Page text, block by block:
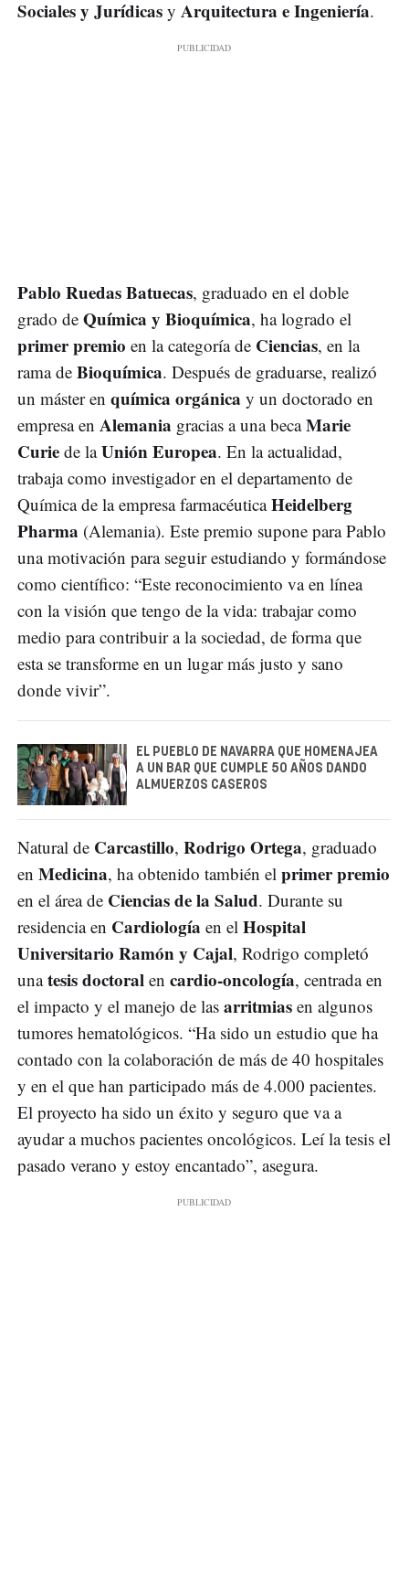
Sociales y Jurídicas y Arquitectura e Ingeniería.
Pablo Ruedas Batuecas, graduado en el doble
grado de Química y Bioquímica, ha logrado el
primer premio en la categoría de Ciencias, en la
rama de Bioquímica. Después de graduarse, realizó
un máster en química orgánica y un doctorado en
empresa en Alemania gracias a una becaMarie
Curie de laUnión Europea. En la actualidad,
trabaja como investigador en el departamento de
Química de la empresa farmacéuticaHeidelberg
Pharma (Alemania). Este premio supone para Pablo
una motivación para seguir estudiando y formándose
como científico: “Este reconocimiento va en línea
con la visión que tengo de la vida: trabajar como
medio para contribuir a la sociedad, de forma que
esta se transforme en un lugar más justo y sano
donde vivir”.
EL PUEBLO DE NAVARRA QUE HOMENAJEA
A UN BAR QUE CUMPLE 50 AÑOS DANDO
ALMUERZOS CASEROS
Natural de Carcastillo, Rodrigo Ortega, graduado
en Medicina, ha obtenido también el primer premio
en el área de Ciencias de la Salud. Durante su
residencia en Cardiología en el Hospital
Universitario Ramón y Cajal, Rodrigo completó
unatesis doctoral en cardio-oncología, centrada en
el impacto y el manejo de las arritmias en algunos
tumores hematológicos. “Ha sido un estudio que ha
contado con la colaboración de más de 40 hospitales
y en el que han participado más de 4.000 pacientes.
El proyecto ha sido un éxito y seguro que va a
ayudar a muchos pacientes oncológicos. Leí la tesis el
pasado verano y estoy encantado”, asegura.